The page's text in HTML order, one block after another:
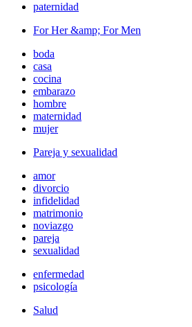
paternidad
For Her &amp; For Men
boda
casa
cocina
embarazo
hombre
maternidad
mujer
Pareja y sexualidad
amor
divorcio
infidelidad
matrimonio
noviazgo
pareja
sexualidad
enfermedad
psicología
Salud